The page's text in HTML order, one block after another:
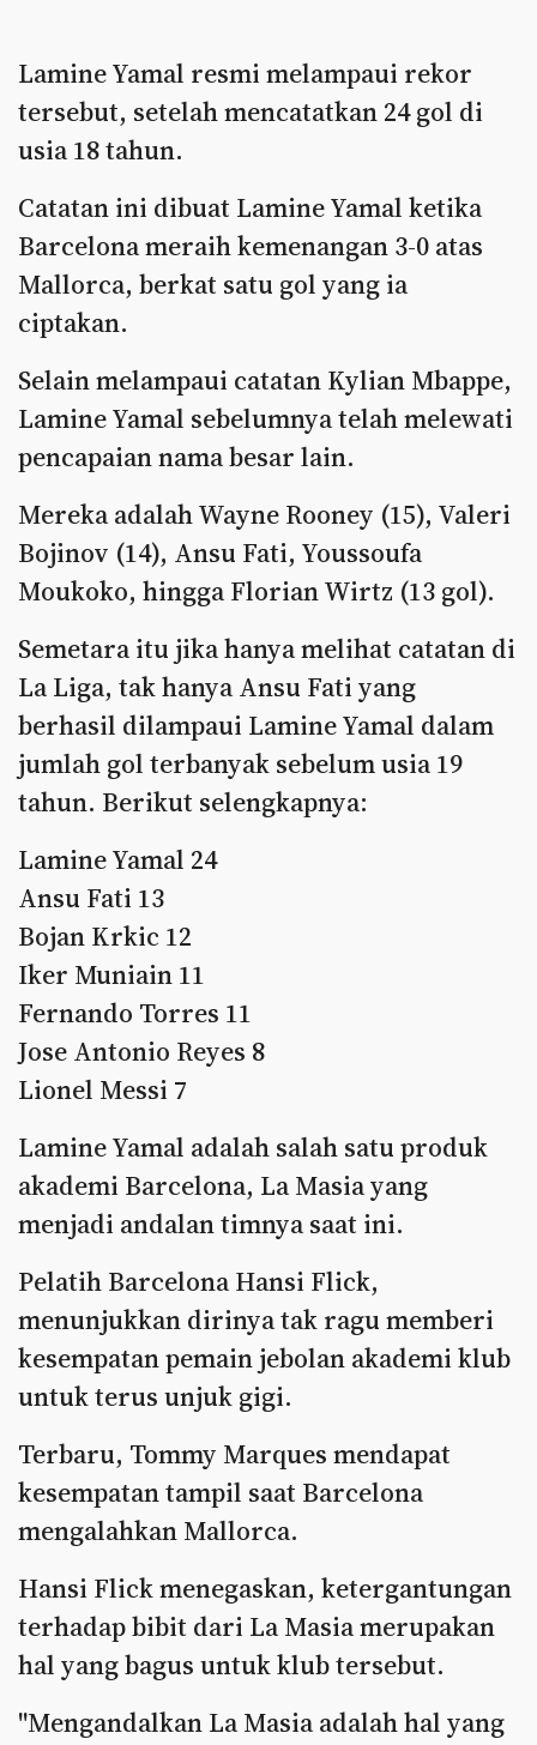
Lamine Yamal resmi melampaui rekor
tersebut, setelah mencatatkan 24 gol di
usia 18 tahun.
Catatan ini dibuat Lamine Yamal ketika
Barcelona meraih kemenangan 3-0 atas
Mallorca, berkat satu gol yang ia
ciptakan.
Selain melampaui catatan Kylian Mbappe,
Lamine Yamal sebelumnya telah melewati
pencapaian nama besar lain.
Mereka adalah Wayne Rooney (15), Valeri
Bojinov (14), Ansu Fati, Youssoufa
Moukoko, hingga Florian Wirtz (13 gol).
Semetara itu jika hanya melihat catatan di
La Liga, tak hanya Ansu Fati yang
berhasil dilampaui Lamine Yamal dalam
jumlah gol terbanyak sebelum usia 19
tahun. Berikut selengkapnya:
Lamine Yamal 24
Ansu Fati 13
Bojan Krkic 12
Iker Muniain 11
Fernando Torres 11
Jose Antonio Reyes 8
Lionel Messi 7
Lamine Yamal adalah salah satu produk
akademi Barcelona, La Masia yang
menjadi andalan timnya saat ini.
Pelatih Barcelona Hansi Flick,
menunjukkan dirinya tak ragu memberi
kesempatan pemain jebolan akademi klub
untuk terus unjuk gigi.
Terbaru, Tommy Marques mendapat
kesempatan tampil saat Barcelona
mengalahkan Mallorca.
Hansi Flick menegaskan, ketergantungan
terhadap bibit dari La Masia merupakan
hal yang bagus untuk klub tersebut.
"Mengandalkan La Masia adalah hal yang